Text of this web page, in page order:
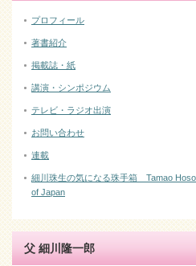
プロフィール
著書紹介
掲載誌・紙
講演・シンポジウム
テレビ・ラジオ出演
お問い合わせ
連載
細川珠生の気になる珠手箱 Tamao
of Japan
父 細川隆一郎